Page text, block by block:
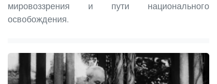
мировоззрения и пути национального
освобождения.